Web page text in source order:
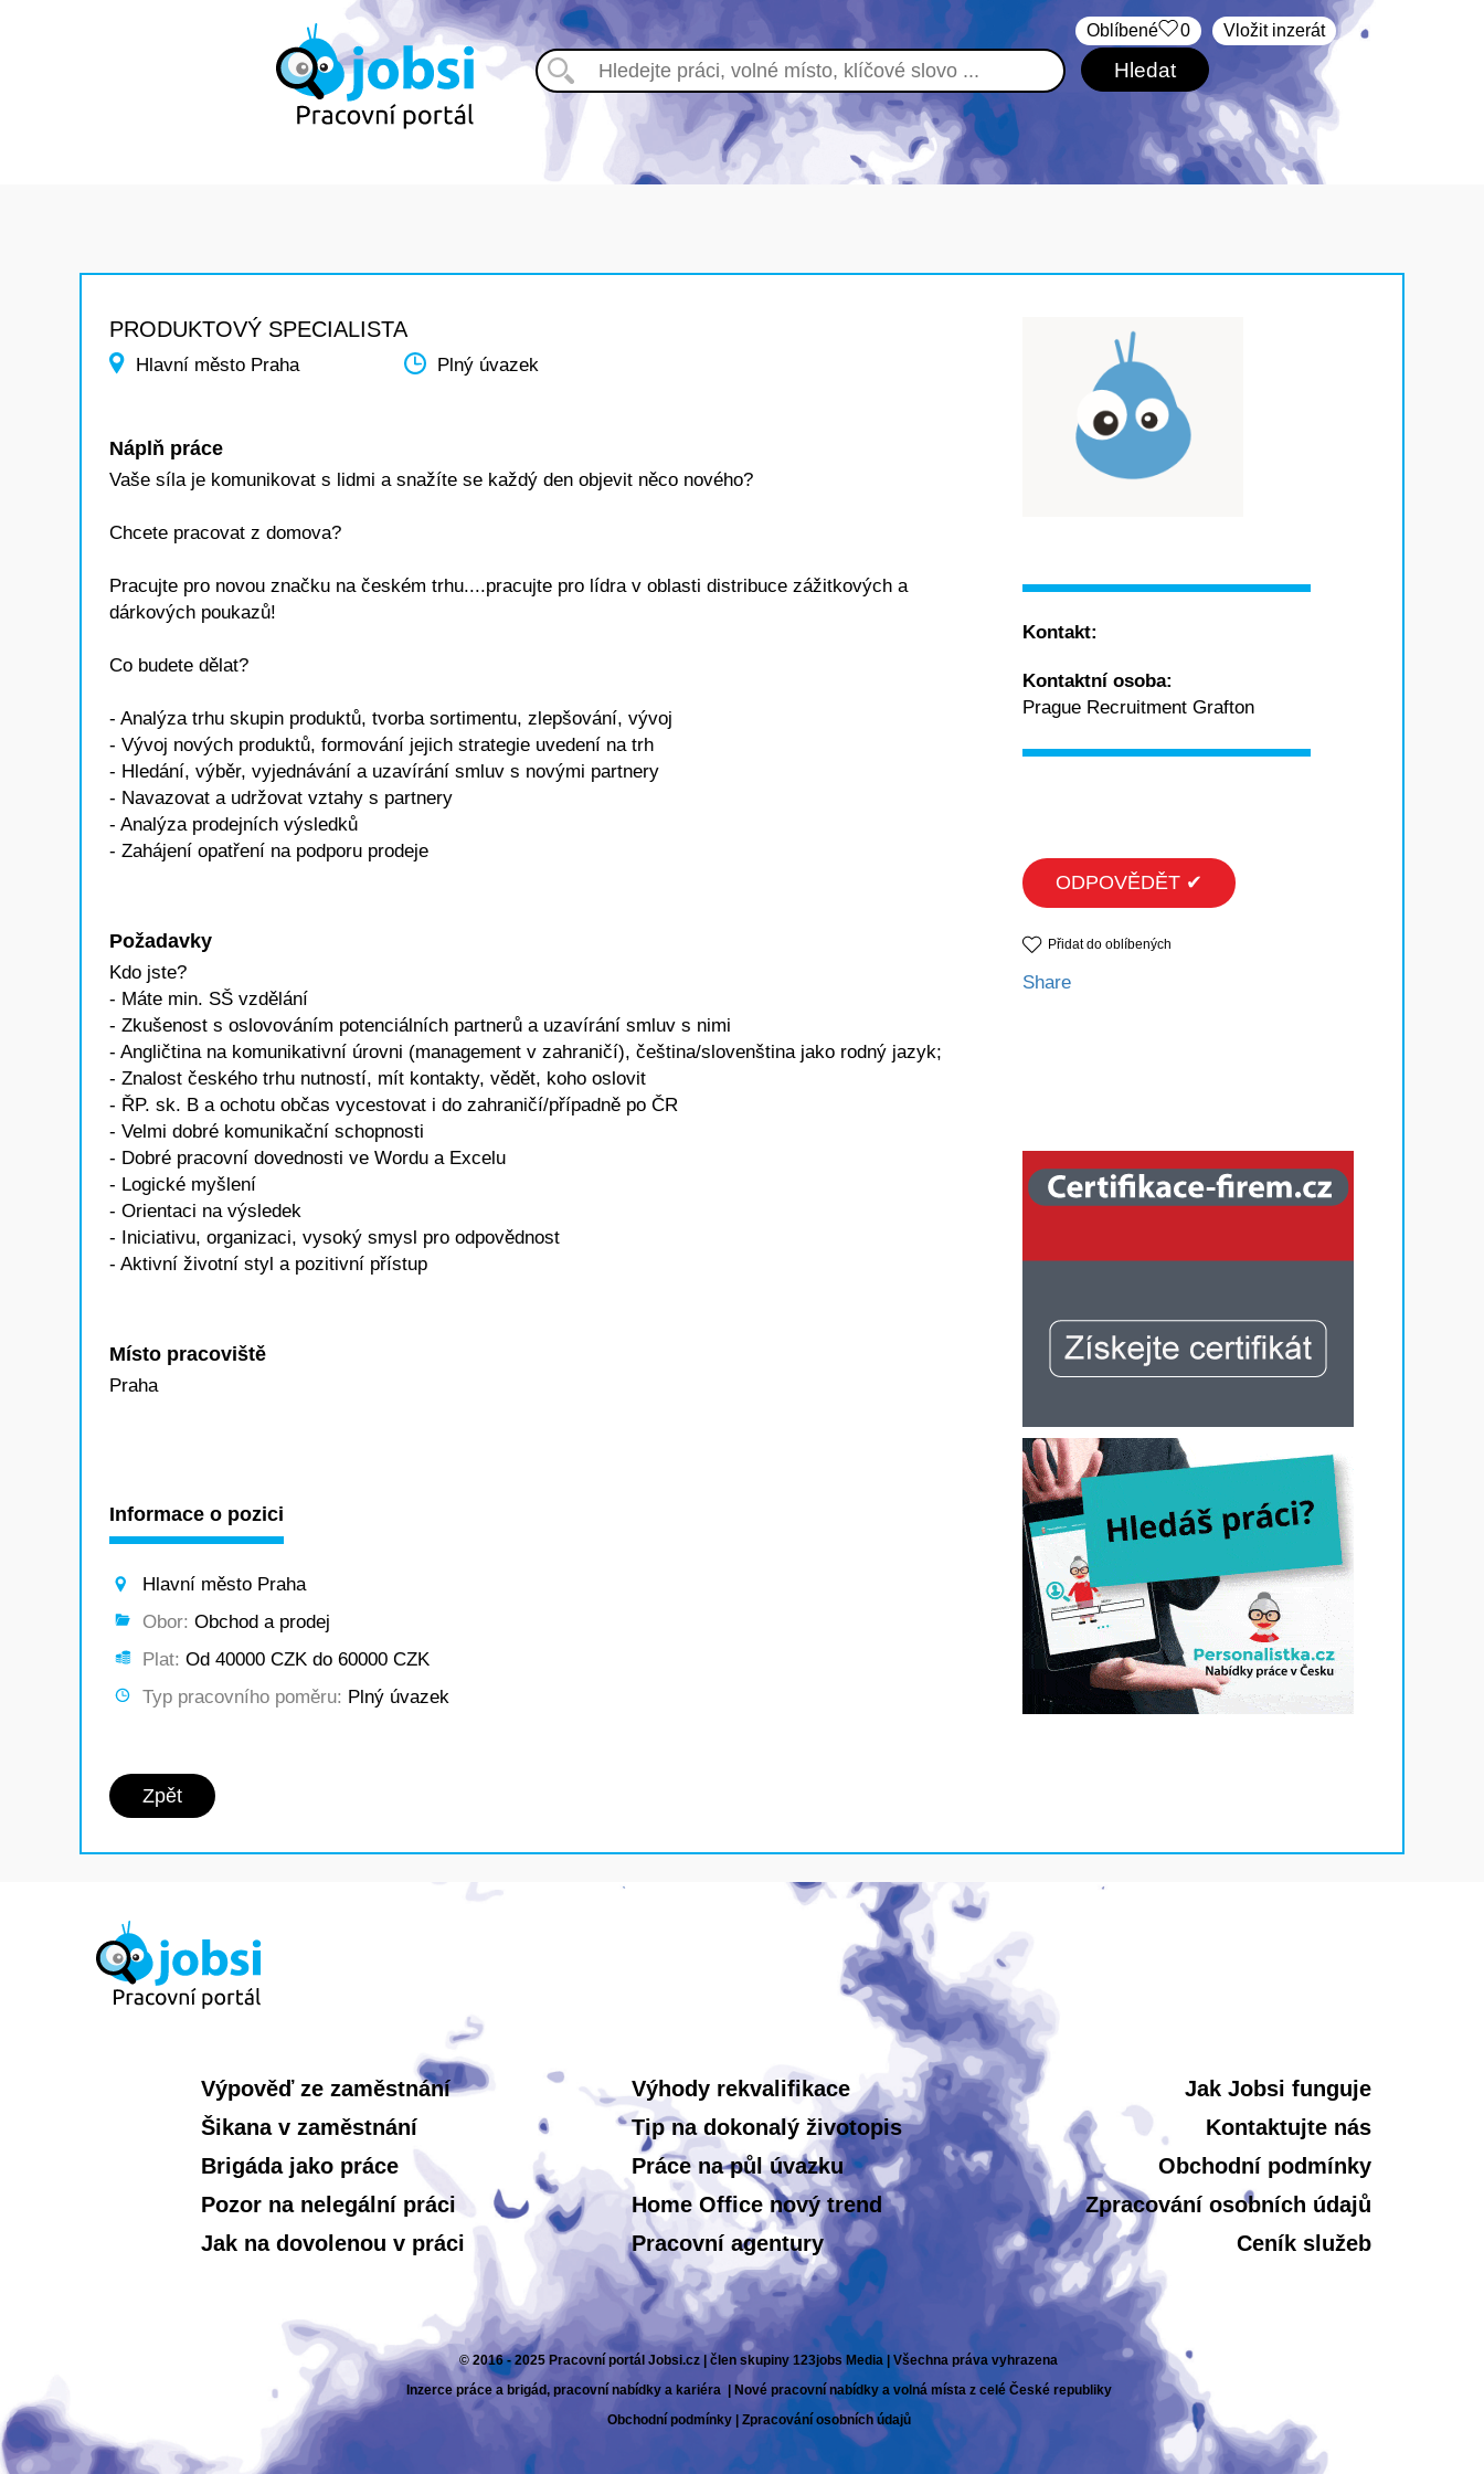
Vložit inzerát
Oblíbené 0
PRODUKTOVÝ SPECIALISTA
Hlavní město Praha Plný úvazek
Náplň práce
Vaše síla je komunikovat s lidmi a snažíte se každý den objevit něco nového?
Chcete pracovat z domova?
Pracujte pro novou značku na českém trhu....pracujte pro lídra v oblasti distribuce zážitkových a
dárkových poukazů!
Co budete dělat?
- Analýza trhu skupin produktů, tvorba sortimentu, zlepšování, vývoj
- Vývoj nových produktů, formování jejich strategie uvedení na trh
- Hledání, výběr, vyjednávání a uzavírání smluv s novými partnery
- Navazovat a udržovat vztahy s partnery
- Analýza prodejních výsledků
- Zahájení opatření na podporu prodeje
Požadavky
Kdo jste?
- Máte min. SŠ vzdělání
- Zkušenost s oslovováním potenciálních partnerů a uzavírání smluv s nimi
- Angličtina na komunikativní úrovni (management v zahraničí), čeština/slovenština jako rodný jazyk;
- Znalost českého trhu nutností, mít kontakty, vědět, koho oslovit
- ŘP. sk. B a ochotu občas vycestovat i do zahraničí/případně po ČR
- Velmi dobré komunikační schopnosti
- Dobré pracovní dovednosti ve Wordu a Excelu
- Logické myšlení
- Orientaci na výsledek
- Iniciativu, organizaci, vysoký smysl pro odpovědnost
- Aktivní životní styl a pozitivní přístup
Místo pracoviště
Praha
Informace o pozici
Hlavní město Praha
Obor: Obchod a prodej
Plat: Od 40000 CZK do 60000 CZK
Typ pracovního poměru: Plný úvazek
Zpět
Kontakt:
Kontaktní osoba:
Prague Recruitment Grafton
ODPOVĚDĚT ✔
Přidat do oblíbených
Share
Výpověď ze zaměstnání
Šikana v zaměstnání
Brigáda jako práce
Pozor na nelegální práci
Jak na dovolenou v práci
Výhody rekvalifikace
Tip na dokonalý životopis
Práce na půl úvazku
Home Office nový trend
Pracovní agentury
Jak Jobsi funguje
Kontaktujte nás
Obchodní podmínky
Zpracování osobních údajů
Ceník služeb
© 2016 - 2025 Pracovní portál Jobsi.cz | člen skupiny 123jobs Media | Všechna práva vyhrazena
Inzerce práce a brigád, pracovní nabídky a kariéra | Nové pracovní nabídky a volná místa z celé České republiky
Obchodní podmínky| Zpracování osobních údajů